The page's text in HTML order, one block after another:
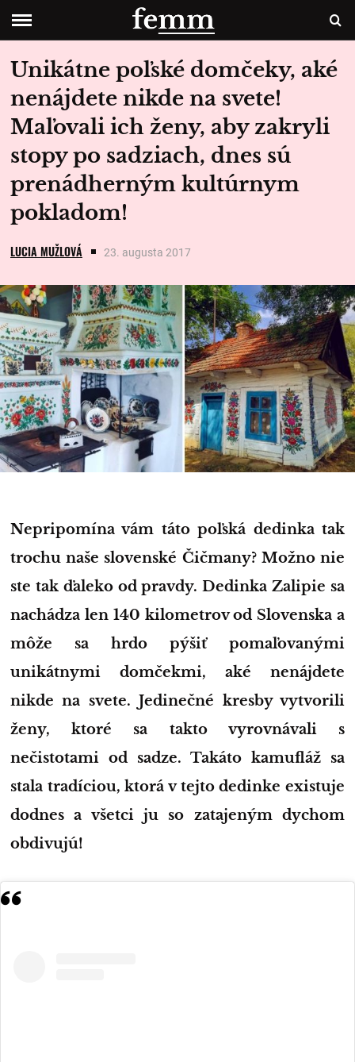
Unikátne poľské domčeky, aké
nenájdete nikde na svete!
Maľovali ich ženy, aby zakryli
stopy po sadziach, dnes sú
prenádherným kultúrnym
pokladom!
LUCIA MUŽLOVÁ 23. augusta 2017
Nepripomína vám táto poľská dedinka tak
trochu naše slovenské Čičmany? Možno nie
ste tak ďaleko od pravdy. Dedinka Zalipie sa
nachádza len 140 kilometrov od Slovenska a
môže sa hrdo pýšiť pomaľovanými
unikátnymi domčekmi, aké nenájdete
nikde na svete. Jedinečné kresby vytvorili
ženy, ktoré sa takto vyrovnávali s
nečistotami od sadze. Takáto kamufláž sa
stala tradíciou, ktorá v tejto dedinke existuje
dodnes a všetci ju so zatajeným dychom
obdivujú!